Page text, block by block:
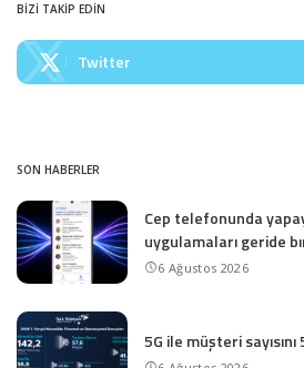
BİZİ TAKİP EDİN
Twitter
SON HABERLER
Cep telefonunda
uygulamaları geride
6 Ağustos 2026
5G ile müşteri